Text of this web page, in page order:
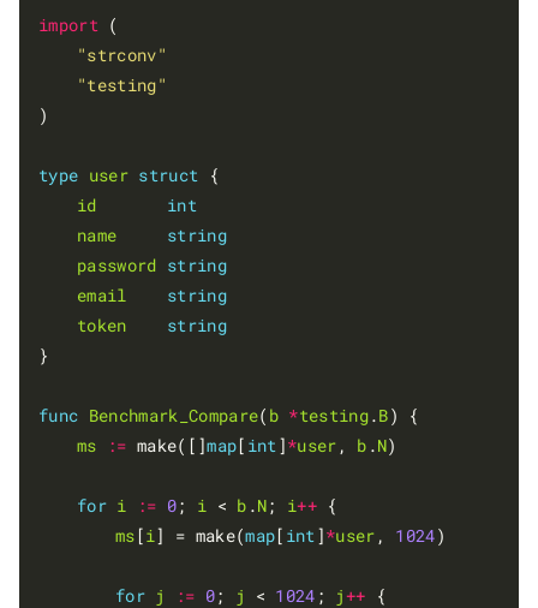
import (
"strconv"
"testing"
)
type user struct {
id
int
name
string
password string
email
string
token
string
}
func Benchmark_Compare( b *testing.B) {
ms
:= make([]map[ int]*user , b .N)
for i := 0; i < b .N; i++ {
ms [i] = make(map[ int]*user , 1024)
for j := 0; j < 1024 ; j++ {